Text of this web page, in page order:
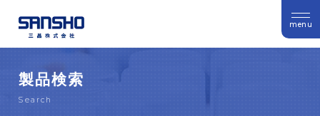
menu
製品検索
Search